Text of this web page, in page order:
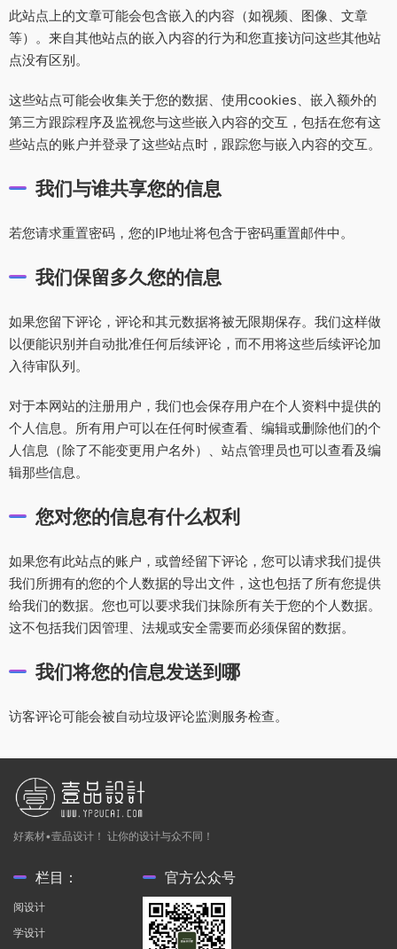
此站点上的文章可能会包含嵌入的内容（如视频、图像、文章
等）。来自其他站点的嵌入内容的行为和您直接访问这些其他站
点没有区别。
这些站点可能会收集关于您的数据、使用cookies、嵌入额外的
第三方跟踪程序及监视您与这些嵌入内容的交互，包括在您有这
些站点的账户并登录了这些站点时，跟踪您与嵌入内容的交互。
我们与谁共享您的信息
若您请求重置密码，您的IP地址将包含于密码重置邮件中。
我们保留多久您的信息
如果您留下评论，评论和其元数据将被无限期保存。我们这样做
以便能识别并自动批准任何后续评论，而不用将这些后续评论加
入待审队列。
对于本网站的注册用户，我们也会保存用户在个人资料中提供的
个人信息。所有用户可以在任何时候查看、编辑或删除他们的个
人信息（除了不能变更用户名外）、站点管理员也可以查看及编
辑那些信息。
您对您的信息有什么权利
如果您有此站点的账户，或曾经留下评论，您可以请求我们提供
我们所拥有的您的个人数据的导出文件，这也包括了所有您提供
给我们的数据。您也可以要求我们抹除所有关于您的个人数据。
这不包括我们因管理、法规或安全需要而必须保留的数据。
我们将您的信息发送到哪
访客评论可能会被自动垃圾评论监测服务检查。
好素材•壹品设计！ 让你的设计与众不同！
栏目：
阅设计
学设计
官方公众号